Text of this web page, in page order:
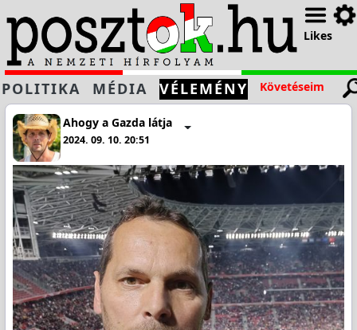
Likes
POLITIKA MÉDIA VÉLEMÉNY Követéseim
Ahogy a Gazda látja
2024. 09. 10. 20:51